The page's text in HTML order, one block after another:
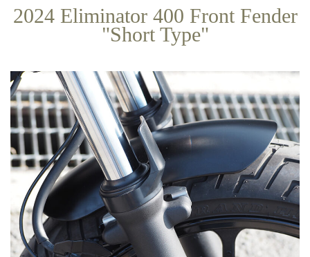
ミ
ン
で
仕
上
げ
、
フ
ン
ダ
ー
2024 Eliminator 400 Front Fender
"Short Type"